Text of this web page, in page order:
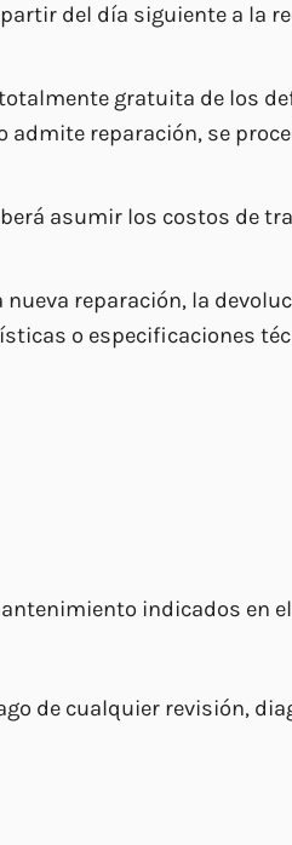
del día siguiente a la
gratuita de los
reparación, se
asumir los costos de
reparación, la
o especificaciones
indicados en
de cualquier revisión,